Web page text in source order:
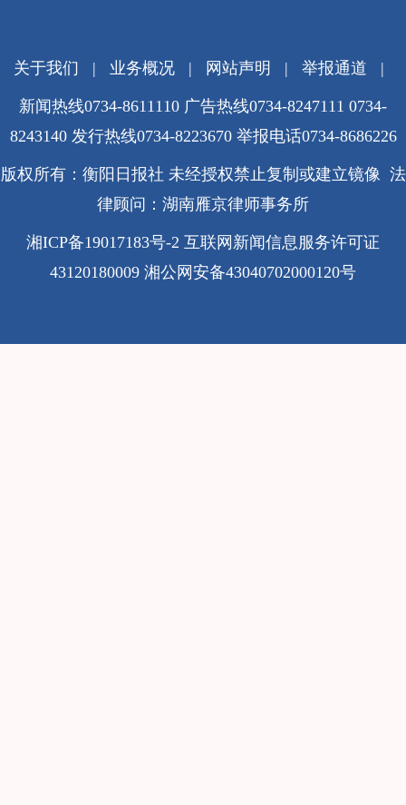
关于我们 | 业务概况| 网站声明 | 举报通道 |
新闻热线0734-8611110 广告热线0734-8247111 0734-
8243140 发行热线0734-8223670 举报电话0734-8686226
版权所有：衡阳日报社 未经授权禁止复制或建立镜像 法
律顾问：湖南雁京律师事务所
湘ICP备19017183号-2 互联网新闻信息服务许可证
43120180009 湘公网安备43040702000120号